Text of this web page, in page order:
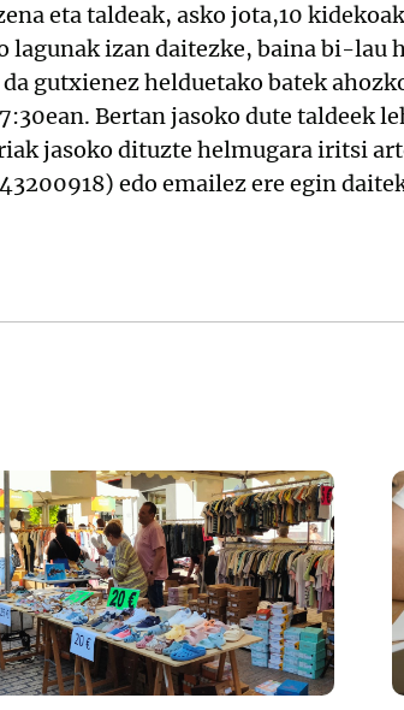
eta taldeak, asko jota,10
izan daitezke, baina bi-lau
gutxienez helduetako batek
Bertan jasoko dute taldeek
jasoko dituzte helmugara iritsi
edo emailez ere egin